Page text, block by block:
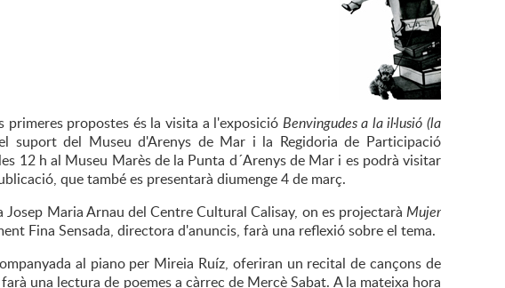
propostes és la visita a l'exposició Benvingudes a la il·lusió (la
suport del Museu d'Arenys de Mar i la Regidoria de Participació
12 h al Museu Marès de la Punta d´Arenys de Mar i es podrà visitar
que també es presentarà diumenge 4 de març.
Maria Arnau del Centre Cultural Calisay, on es projectarà Mujer
Fina Sensada, directora d'anuncis, farà una reflexió sobre el tema.
al piano per Mireia Ruíz, oferiran un recital de cançons de
una lectura de poemes a càrrec de Mercè Sabat. A la mateixa hora